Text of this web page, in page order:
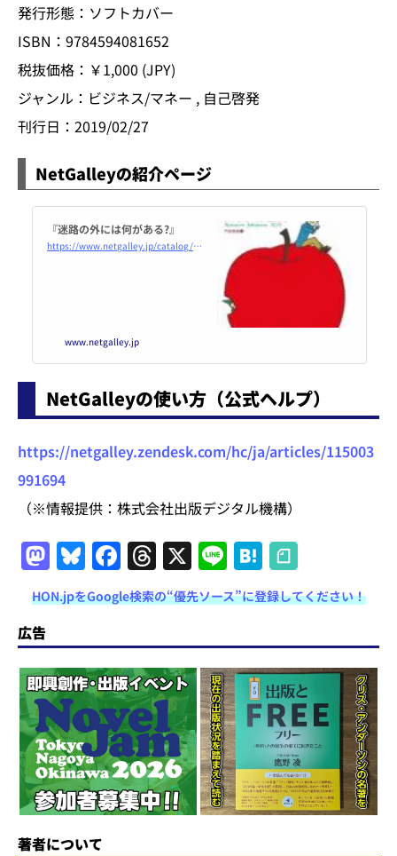
発行形態：ソフトカバー
ISBN：9784594081652
税抜価格：￥1,000 (JPY)
ジャンル：ビジネス/マネー , 自己啓発
刊行日：2019/02/27
NetGalleyの紹介ページ
『迷路の外には何がある?』
https://www.netgalley.jp/catalog/book/159002
www.netgalley.jp
NetGalleyの使い方（公式ヘルプ）
https://netgalley.zendesk.com/hc/ja/articles/115003
991694
（※情報提供：株式会社出版デジタル機構）
M
a
st
o
d
o
n
Bl
u
e
s
k
y
F
a
c
e
b
o
o
k
T
h
re
a
d
s
X Li
n
e
H
at
e
n
a
HON.jpをGoogle検索の“優先ソース”に登録してください！
広告
著者について